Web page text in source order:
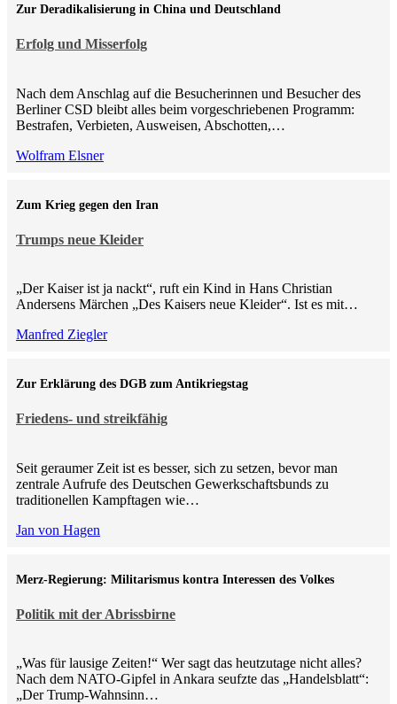
Erfolg und Misserfolg
Zur Deradikalisierung in China und Deutschland
Nach dem Anschlag auf die Besucherinnen und Besucher des
Berliner CSD bleibt alles beim vorgeschriebenen Programm:
Bestrafen, Verbieten, Ausweisen, Abschotten,…
Wolfram Elsner
Trumps neue Kleider
Zum Krieg gegen den Iran
„Der Kaiser ist ja nackt“, ruft ein Kind in Hans Christian
Andersens Märchen „Des Kaisers neue Kleider“. Ist es mit…
Manfred Ziegler
Friedens- und streikfähig
Zur Erklärung des DGB zum Antikriegstag
Seit geraumer Zeit ist es besser, sich zu setzen, bevor man
zentrale Aufrufe des Deutschen Gewerkschaftsbunds zu
traditionellen Kampftagen wie…
Jan von Hagen
Politik mit der Abrissbirne
Merz-Regierung: Militarismus kontra Inte­ressen des Volkes
„Was für lausige Zeiten!“ Wer sagt das heutzutage nicht alles?
Nach dem NATO-Gipfel in Ankara seufzte das „Handelsblatt“:
„Der Trump-Wahnsinn…